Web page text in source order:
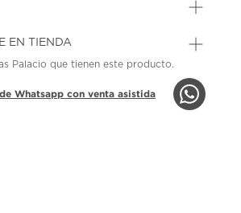
EN TIENDA
Palacio que tienen este producto.
Whatsapp con venta asistida